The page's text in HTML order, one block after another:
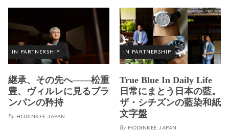
IN PARTNERSHIP
継承、その先へ——松重
豊、ヴィルレに見るブラ
ンパンの矜持
By HODINKEE JAPAN
IN PARTNERSHIP
True Blue In Daily Life
日常にまとう日本の藍。
ザ・シチズンの藍染和紙
文字盤
By HODINKEE JAPAN